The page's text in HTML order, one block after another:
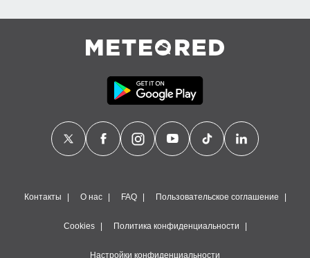
Контакты О нас FAQ Пользовательское соглашение
Cookies Политика конфиденциальности
Настройки конфиденциальности